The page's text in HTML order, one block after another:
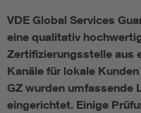
Electromobility
Energy efficiency
VDE Global Services
eine qualitativ
Zertifizierungsstelle aus
Kanäle für lokale
GZ wurden umfassende
eingerichtet. Einige